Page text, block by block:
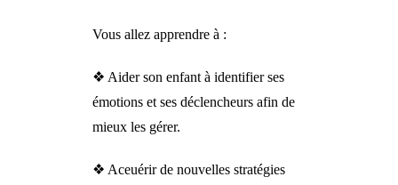
Vous allez apprendre à :
❖ Aider son enfant à identifier ses
émotions et ses déclencheurs afin de
mieux les gérer.
❖ Aceuérir de nouvelles stratégies